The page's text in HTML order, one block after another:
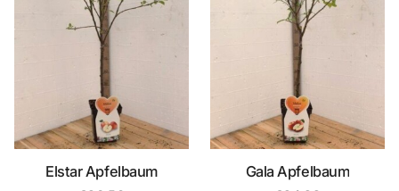
Elstar Apfelbaum Gala Apfelbaum